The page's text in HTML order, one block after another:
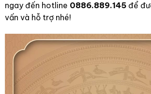
ngay đến hotline 0886.889.145để
vấn và hỗ trợ nhé!